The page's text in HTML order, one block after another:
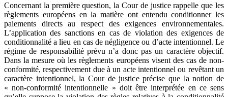
Concernant la première question, la Cour de justice rappelle que les
règlements européens en la matière ont entendu conditionner les
paiements directs au respect des exigences environnementales.
L’application des sanctions en cas de violation des exigences de
conditionnalité a lieu en cas de négligence ou d’acte intentionnel. Le
régime de responsabilité prévu n’a donc pas un caractère objectif.
Dans la mesure où les règlements européens visent des cas de non-
conformité, respectivement due à un acte intentionnel ou revêtant un
caractère intentionnel, la Cour de justice précise que la notion de
« non-conformité intentionnelle » doit être interprétée en ce sens